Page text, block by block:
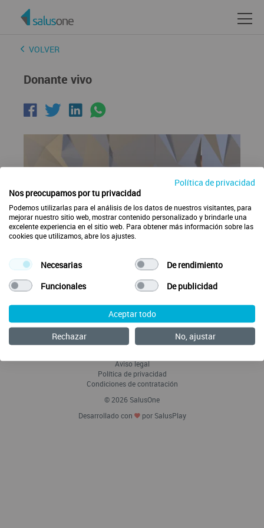
VOLVER
Donante vivo
Envía tus ideas
Acerca de SalusOne Enfermería
Aviso legal
Política de privacidad
Condiciones de contratación
© 2026 SalusOne
Desarrollado con
por SalusPlay
Política de privacidad
Nos preocupamos por tu privacidad
Podemos utilizarlas para el análisis de los datos de nuestros visitantes, para
mejorar nuestro sitio web, mostrar contenido personalizado y brindarle una
excelente experiencia en el sitio web. Para obtener más información sobre las
cookies que utilizamos, abre los ajustes.
Necesarias
De rendimiento
Funcionales
De publicidad
Aceptar todo
Rechazar
No, ajustar